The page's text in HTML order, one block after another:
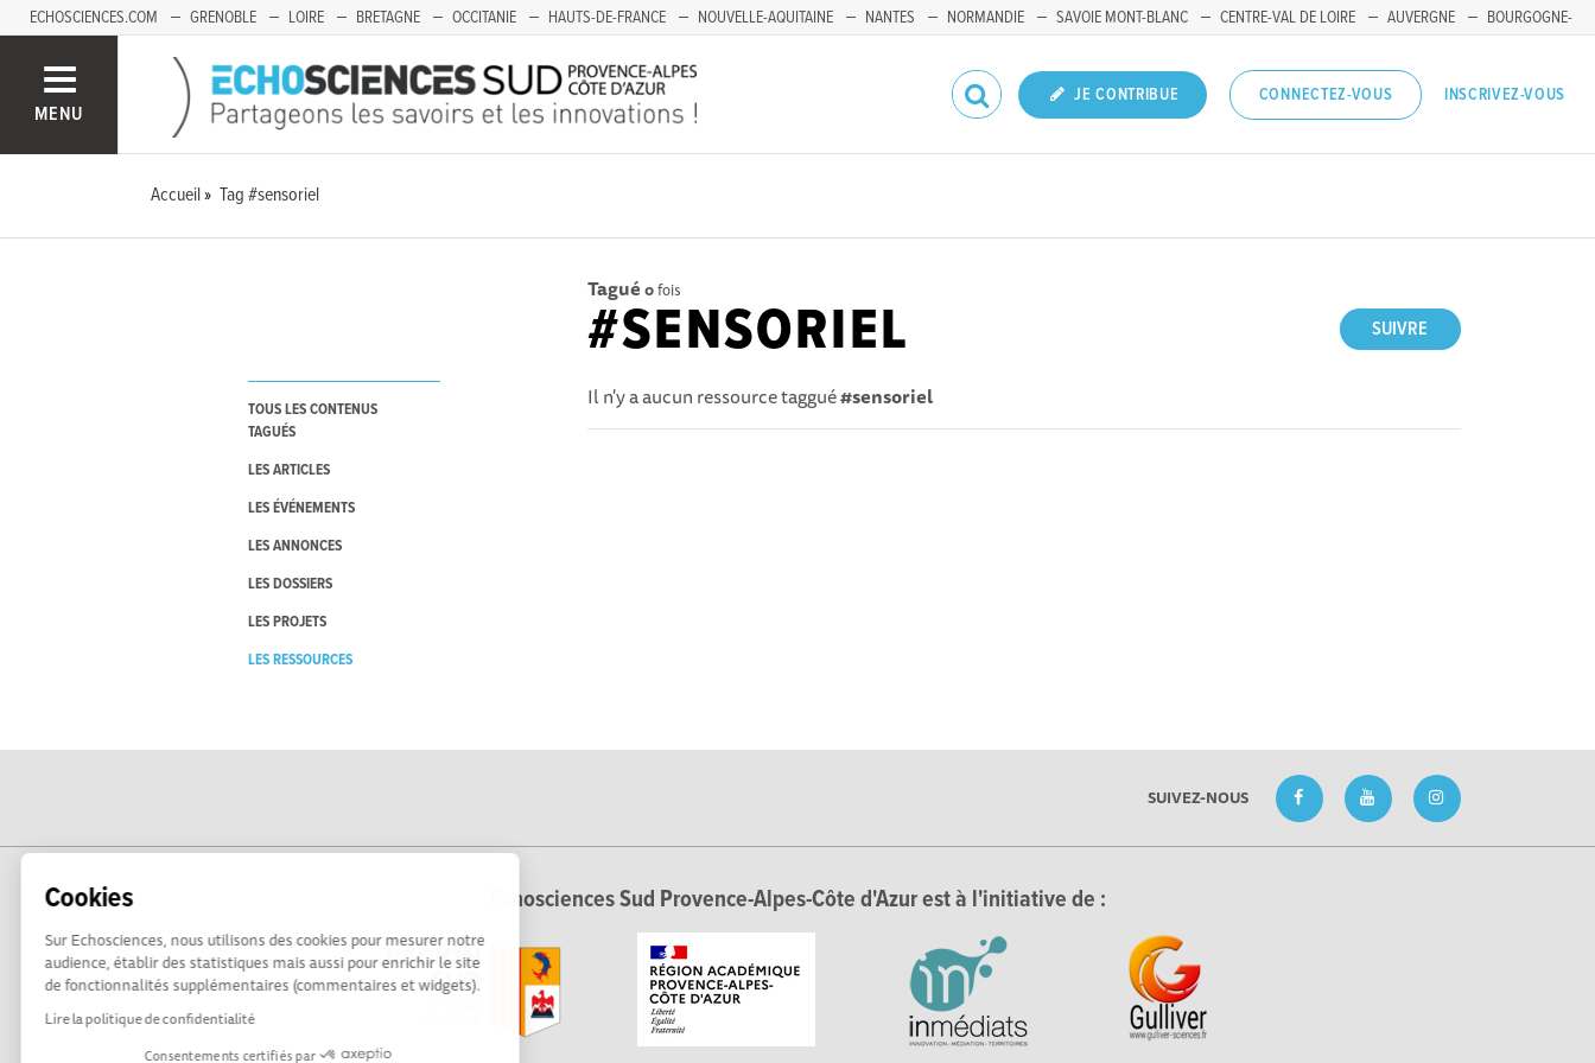
Cookies
Sur Echosciences, nous utilisons des cookies pour mesurer notre
audience, établir des statistiques mais aussi pour enrichir le site
de fonctionnalités supplémentaires (commentaires et widgets).
Lire la politique de confidentialité
Consentements certifiés par
ECHOSCIENCES.COM GRENOBLE LOIRE BRETAGNE OCCITANIE HAUTS-DE-FRANCE NOUVELLE-AQUITAINE NANTES NORMANDIE SAVOIE MONT-BLANC CENTRE-VAL DE LOIRE AUVERGNE
BOURGOGNE-
MENU
JE CONTRIBUE CONNECTEZ-VOUS INSCRIVEZ-VOUS
Accueil Tag #sensoriel
TOUS LES CONTENUS
TAGUÉS
LES ARTICLES
LES ÉVÉNEMENTS
LES ANNONCES
LES DOSSIERS
LES PROJETS
LES RESSOURCES
Tagué 0fois
SUIVRE
#SENSORIEL
Il n'y a aucun ressource taggué#sensoriel
SUIVEZ-NOUS
Echosciences Sud Provence-Alpes-Côte d'Azur est à l'initiative de :